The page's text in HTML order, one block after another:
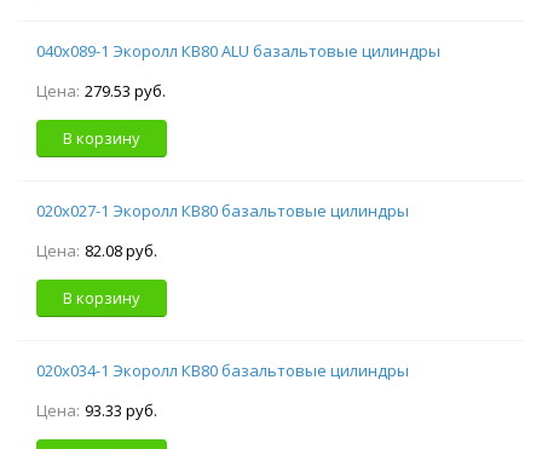
040х089-1 Экоролл КВ80 ALU базальтовые цилиндры
Цена: 279.53 руб.
В корзину
020х027-1 Экоролл КВ80 базальтовые цилиндры
Цена: 82.08 руб.
В корзину
020х034-1 Экоролл КВ80 базальтовые цилиндры
Цена: 93.33 руб.